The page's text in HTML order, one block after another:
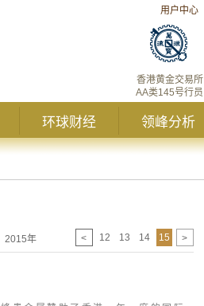
用户中心
香港黄金交易所
AA类145号行员
环球财经 领峰分析
2015年 2014年 2013年
< 12 13 14 15 >